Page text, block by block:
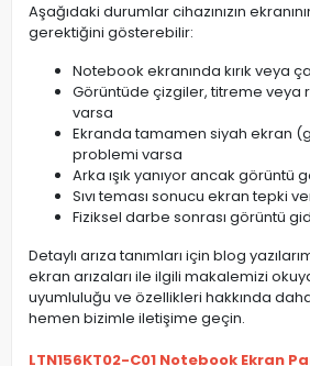
Aşağıdaki durumlar cihazınızın
gerektiğini gösterebilir:
Notebook ekranında kırık veya
Görüntüde çizgiler, titreme veya
varsa
Ekranda tamamen siyah ekran
problemi varsa
Arka ışık yanıyor ancak görüntü
Sıvı teması sonucu ekran tepki
Fiziksel darbe sonrası görüntü
Detaylı arıza tanımları için blog
ekran arızaları ile ilgili makalemizi
uyumluluğu ve özellikleri hakkında
hemen bizimle iletişime geçin.
LTN156KT02-C01 Notebook Ekran